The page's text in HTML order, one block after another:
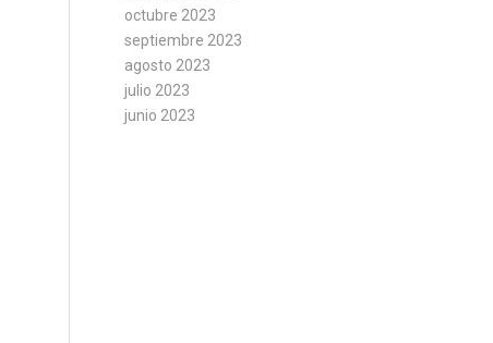
octubre 2023
septiembre 2023
agosto 2023
julio 2023
junio 2023